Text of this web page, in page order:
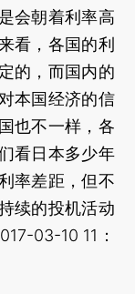
会朝着利率高
看，各国的利
的，而国内的
本国经济的信
也不一样，各
看日本多少年
率差距，但不
续的投机活动
03-10 11：